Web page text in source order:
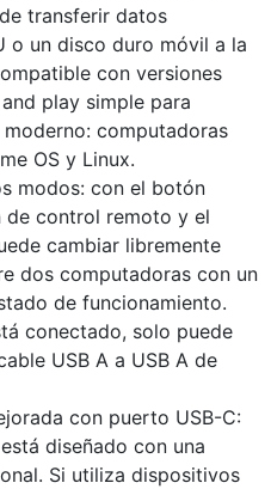
transferir datos
o un disco duro móvil a la
con versiones
play simple para
computadoras
OS y Linux.
modos: con el botón
de control remoto y el
cambiar libremente
dos computadoras con un
de funcionamiento.
conectado, solo puede
USB A a USB A de
con puerto USB-C:
diseñado con una
Si utiliza dispositivos